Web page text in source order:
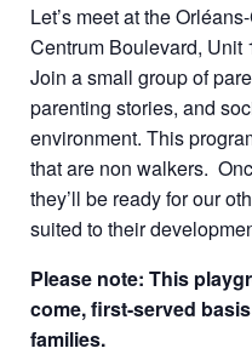
Let’s meet at the
Centrum Boulevard, Unit
Join a small group of
parenting stories, and
environment. This
that are non walkers.
they’ll be ready for our
suited to their
Please note: This
come, first-served
families.